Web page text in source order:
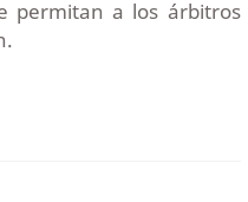
permitan a los árbitros